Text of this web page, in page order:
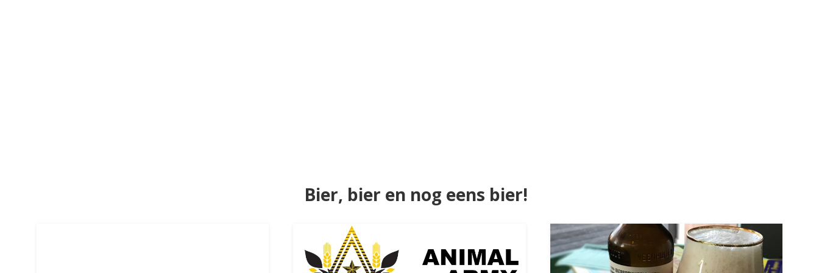
Bier, bier en nog eens bier!